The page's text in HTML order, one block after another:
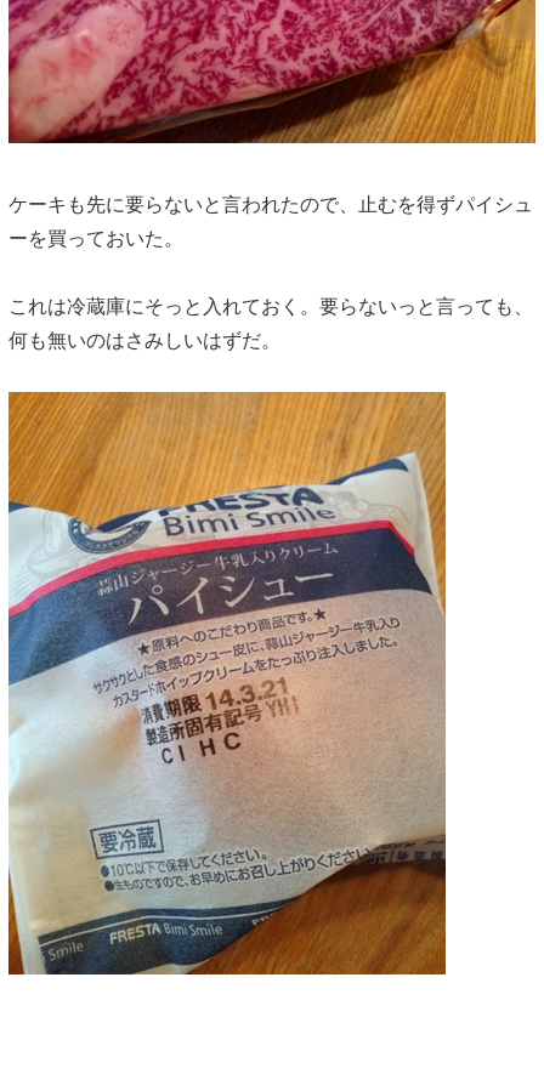
ケーキも先に要らないと言われたので、止むを得ずパイシュ
ーを買っておいた。
これは冷蔵庫にそっと入れておく。要らないっと言っても、
何も無いのはさみしいはずだ。